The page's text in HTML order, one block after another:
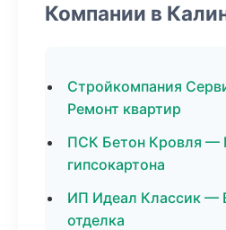
Компании в
Стройкомпания
Ремонт квартир
ПСК Бетон Кровля —
гипсокартона
ИП Идеал Классик —
отделка